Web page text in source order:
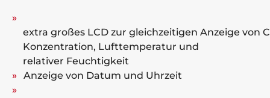
extra großes LCD zur gleichzeitigen Anzeige von
Konzentration, Lufttemperatur und
relativer Feuchtigkeit
Anzeige von Datum und Uhrzeit